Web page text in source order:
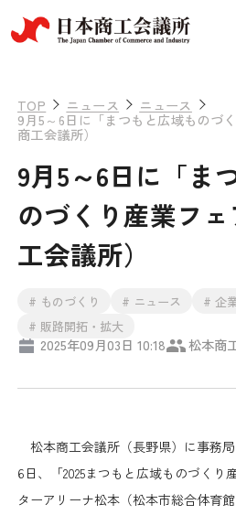
経営相談
融資制度・補助金
ビジネス交流
会頭コメント
調査・研究
組織概要
TOP ニュース ニュース
9月5～6日に「まつもと広域ものづ
商工会議所）
9月5～6日に「ま
のづくり産業フ
工会議所）
# ものづくり # ニュース # 企
# 販路開拓・拡大
2025年09月03日 10:18 松本商
松本商工会議所（長野県）に事務
6日、「2025まつもと広域ものづくり
ターアリーナ松本（松本市総合体育